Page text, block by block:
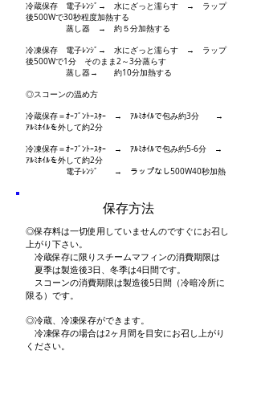
冷蔵保存 電子ﾚﾝｼﾞ→ 水にざっと濡らす → ラップ
後500Wで30秒程度加熱する
蒸し器 → 約５分加熱する
冷凍保存 電子ﾚﾝｼﾞ→ 水にざっと濡らす → ラップ
後500Wで1分 そのまま2～3分蒸らす
蒸し器→ 約10分加熱する
◎スコーンの温め方
冷蔵保存＝ｵｰﾌﾞﾝﾄｰｽﾀｰ → ｱﾙﾐﾎｲﾙで包み約3分 →
ｱﾙﾐﾎｲﾙを外して約2分
冷凍保存＝ｵｰﾌﾞﾝﾄｰｽﾀｰ → ｱﾙﾐﾎｲﾙで包み約5-6分 →
ｱﾙﾐﾎｲﾙを外して約2分
電子ﾚﾝｼﾞ → ラップなし500W40秒加熱
保存方法
◎保存料は一切使用していませんのですぐにお召し
上がり下さい。
冷蔵保存に限りスチームマフィンの消費期限は
夏季は製造後3日、冬季は4日間です。
スコーンの消費期限は製造後5日間（冷暗冷所に
限る）です。
◎冷蔵、冷凍保存ができます。
冷凍保存の場合は2ヶ月間を目安にお召し上がり
ください。